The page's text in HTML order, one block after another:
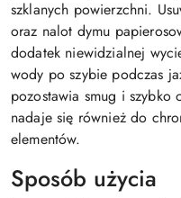
szklanych powierzchni.
oraz nalot dymu
dodatek niewidzialnej
wody po szybie podczas
pozostawia smug i szybko
nadaje się również do
elementów.
Sposób użycia